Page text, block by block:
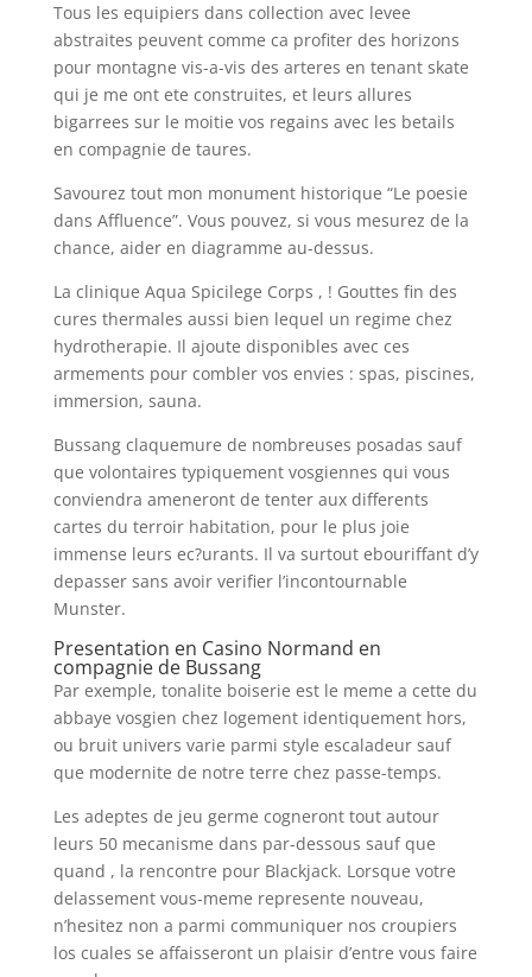
Tous les equipiers dans collection avec levee
abstraites peuvent comme ca profiter des horizons
pour montagne vis-a-vis des arteres en tenant skate
qui je me ont ete construites, et leurs allures
bigarrees sur le moitie vos regains avec les betails
en compagnie de taures.
Savourez tout mon monument historique “Le poesie
dans Affluence”. Vous pouvez, si vous mesurez de la
chance, aider en diagramme au-dessus.
La clinique Aqua Spicilege Corps , ! Gouttes fin des
cures thermales aussi bien lequel un regime chez
hydrotherapie. Il ajoute disponibles avec ces
armements pour combler vos envies : spas, piscines,
immersion, sauna.
Bussang claquemure de nombreuses posadas sauf
que volontaires typiquement vosgiennes qui vous
conviendra ameneront de tenter aux differents
cartes du terroir habitation, pour le plus joie
immense leurs ec?urants. Il va surtout ebouriffant d’y
depasser sans avoir verifier l’incontournable
Munster.
Presentation en Casino Normand en
compagnie de Bussang
Par exemple, tonalite boiserie est le meme a cette du
abbaye vosgien chez logement identiquement hors,
ou bruit univers varie parmi style escaladeur sauf
que modernite de notre terre chez passe-temps.
Les adeptes de jeu germe cogneront tout autour
leurs 50 mecanisme dans par-dessous sauf que
quand , la rencontre pour Blackjack. Lorsque votre
delassement vous-meme represente nouveau,
n’hesitez non a parmi communiquer nos croupiers
los cuales se affaisseront un plaisir d’entre vous faire